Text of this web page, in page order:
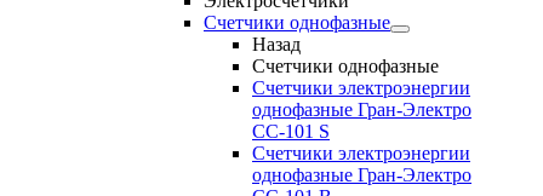
Счетчики однофазные
Назад
Счетчики однофазные
Счетчики электроэнергии
однофазные Гран-Электро
СС-101 S
Счетчики электроэнергии
однофазные Гран-Электро